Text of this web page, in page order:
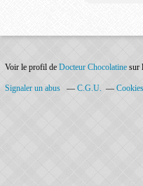
Voir le profil de Docteur Chocolatine sur
Signaler un abus C.G.U.